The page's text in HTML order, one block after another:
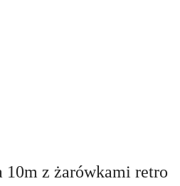
10m z żarówkami retro